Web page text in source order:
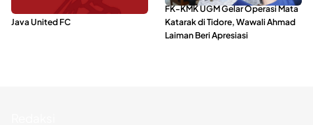
Dari Malut United Berubah Jadi
Java United FC
FK-KMK UGM Gelar Operasi Mata
Katarak di Tidore, Wawali Ahmad
Laiman Beri Apresiasi